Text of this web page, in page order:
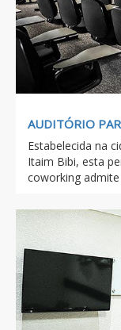
AUDITÓRIO
Estabelecida na
Itaim Bibi, esta
coworking